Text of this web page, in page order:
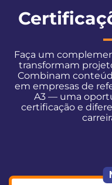
Faça um
transformam
Combinam
em empresas de
A3 — uma
certificação e